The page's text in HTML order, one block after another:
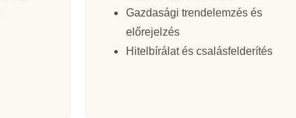
Gazdasági trendelemzés és
előrejelzés
Hitelbírálat és csalásfelderítés